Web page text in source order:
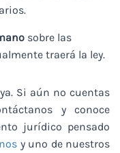
sobre las
traerá la ley.
Si aún no cuentas
y conoce
jurídico pensado
y uno de nuestros